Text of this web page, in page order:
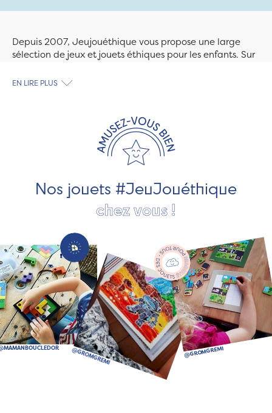
Depuis 2007, Jeujouéthique vous propose une large
sélection de jeux et jouets éthiques pour les enfants. Sur
découvrez le plus grand choix de jouets en bois
les jeux et jouets en bois de qualité et engagés dans le
développement durable. Ils nous fabriquent des jouets
pour les jeunes enfants, des jeux d'éveil, des jeux de
société, des jouets d'imitation, des jeux de plein air, ... et
EN LIRE PLUS
Nos jouets #JeuJouéthique
chez vous !